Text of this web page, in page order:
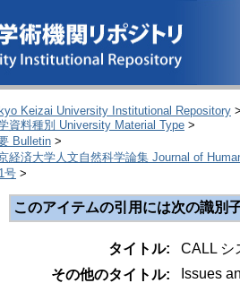
Keizai University Institutional Repository
資料種別 University Material Type >
Bulletin >
経済大学人文自然科学論集 Journal of
号 >
このアイテムの引用には次の識別
タイトル:
CALL シ
その他のタイトル:
Issues